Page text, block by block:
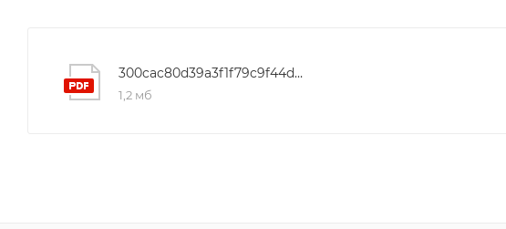
300cac80d39a3f1f79c9f44d148b3cac
1,2 мб